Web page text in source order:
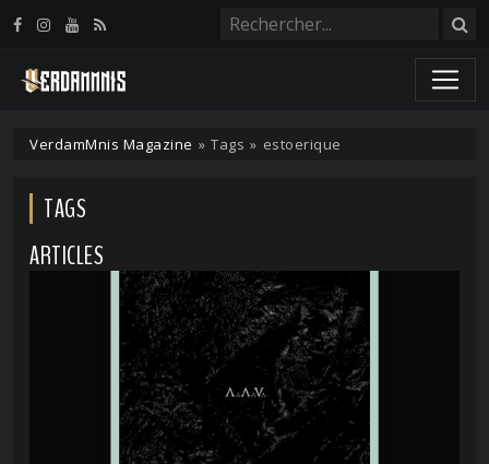
VerdamMnis Magazine » Tags » estoerique
TAGS
ARTICLES
Panneau de gestion des cookies